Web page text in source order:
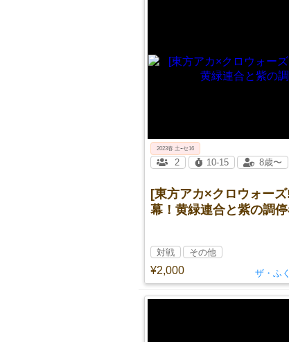
[東方アカ×クロウォー
幕！黄緑連合と紫の調
¥2,000
2023春 土ｰセ16
2 10-15 8歳〜
対戦 その他
ザ・ふ